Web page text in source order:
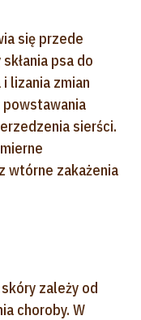
się przede
psa do
lizania zmian
sierści.
wtórne zakażenia
zależy od
choroby. W